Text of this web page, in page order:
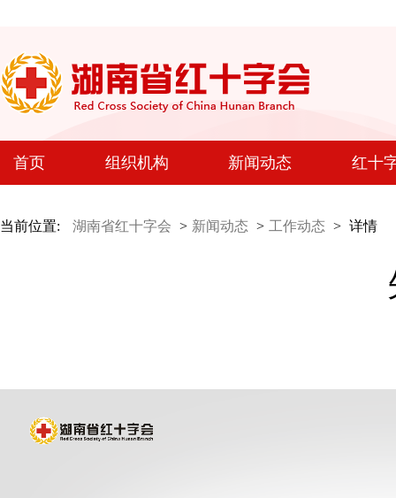
首页 组织机构 新闻动态 红十
当前位置: 湖南省红十字会 > 新闻动态 > 工作动态 > 详情